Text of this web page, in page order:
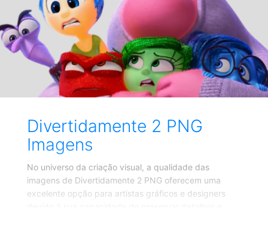
detalhadas com pais, professores e o próprio
paciente. O tratamento do TDAH inclui abordagens
multimodais, como a psicoterapia, especialmente a
Terapia Cognitivo-Comportamental
Divertidamente 2 PNG
Imagens
No universo da criação visual, a qualidade das
imagens de Divertidamente 2 PNG oferecem uma
excelente opção para artistas gráficos e designers